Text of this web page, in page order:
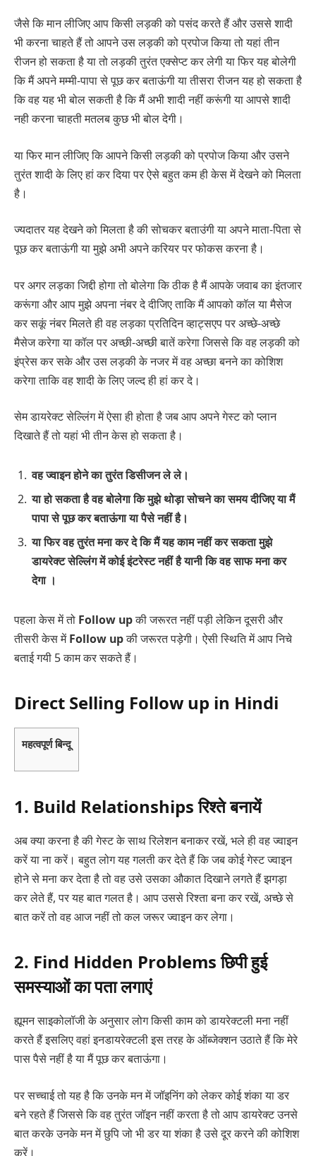
जैसे कि मान लीजिए आप किसी लड़की को पसंद करते हैं और उससे शादी
भी करना चाहते हैं तो आपने उस लड़की को प्रपोज किया तो यहां तीन
रीजन हो सकता है या तो लड़की तुरंत एक्सेप्ट कर लेगी या फिर यह बोलेगी
कि मैं अपने मम्मी-पापा से पूछ कर बताऊंगी या तीसरा रीजन यह हो सकता है
कि वह यह भी बोल सकती है कि मैं अभी शादी नहीं करूंगी या आपसे शादी
नही करना चाहती मतलब कुछ भी बोल देगी।
या फिर मान लीजिए कि आपने किसी लड़की को प्रपोज किया और उसने
तुरंत शादी के लिए हां कर दिया पर ऐसे बहुत कम ही केस में देखने को मिलता
है।
ज्यदातर यह देखने को मिलता है की सोचकर बताउंगी या अपने माता-पिता से
पूछ कर बताऊंगी या मुझे अभी अपने करियर पर फोकस करना है।
पर अगर लड़का जिद्दी होगा तो बोलेगा कि ठीक है मैं आपके जवाब का इंतजार
करूंगा और आप मुझे अपना नंबर दे दीजिए ताकि मैं आपको कॉल या मैसेज
कर सकूं नंबर मिलते ही वह लड़का प्रतिदिन व्हाट्सएप पर अच्छे-अच्छे
मैसेज करेगा या कॉल पर अच्छी-अच्छी बातें करेगा जिससे कि वह लड़की को
इंप्रेस कर सके और उस लड़की के नजर में वह अच्छा बनने का कोशिश
करेगा ताकि वह शादी के लिए जल्द ही हां कर दे।
सेम डायरेक्ट सेल्लिंग में ऐसा ही होता है जब आप अपने गेस्ट को प्लान
दिखाते हैं तो यहां भी तीन केस हो सकता है।
वह ज्वाइन होने का तुरंत डिसीजन ले ले।
या हो सकता है वह बोलेगा कि मुझे थोड़ा सोचने का समय दीजिए या मैं
पापा से पूछ कर बताऊंगा या पैसे नहीं है।
या फिर वह तुरंत मना कर दे कि मैं यह काम नहीं कर सकता मुझे
डायरेक्ट सेल्लिंग में कोई इंटरेस्ट नहीं है यानी कि वह साफ मना कर
देगा ।
पहला केस में तो Follow upकी जरूरत नहीं पड़ी लेकिन दूसरी और
तीसरी केस मेंFollow upकी जरूरत पड़ेगी। ऐसी स्थिति में आप निचे
बताई गयी 5 काम कर सकते हैं।
Direct Selling Follow up in Hindi
महत्वपूर्ण बिन्दू
1. Build Relationships रिश्ते बनायें
अब क्या करना है की गेस्ट के साथ रिलेशन बनाकर रखें, भले ही वह ज्वाइन
करें या ना करें। बहुत लोग यह गलती कर देते हैं कि जब कोई गेस्ट ज्वाइन
होने से मना कर देता है तो वह उसे उसका औकात दिखाने लगते हैं झगड़ा
कर लेते हैं, पर यह बात गलत है। आप उससे रिश्ता बना कर रखें, अच्छे से
बात करें तो वह आज नहीं तो कल जरूर ज्वाइन कर लेगा।
2. Find Hidden Problems छिपी हुई
समस्याओं का पता लगाएं
ह्यूमन साइकोलॉजी के अनुसार लोग किसी काम को डायरेक्टली मना नहीं
करते हैं इसलिए वहां इनडायरेक्टली इस तरह के ऑब्जेक्शन उठाते हैं कि मेरे
पास पैसे नहीं है या मैं पूछ कर बताऊंगा।
पर सच्चाई तो यह है कि उनके मन में जॉइनिंग को लेकर कोई शंका या डर
बने रहते हैं जिससे कि वह तुरंत जॉइन नहीं करता है तो आप डायरेक्ट उनसे
बात करके उनके मन में छुपि जो भी डर या शंका है उसे दूर करने की कोशिश
करें।